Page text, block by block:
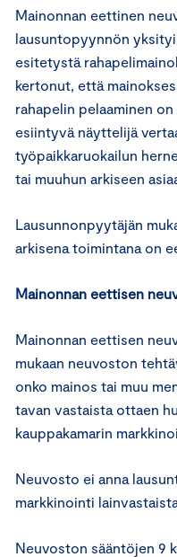
Mainonnan eettinen
lausuntopyynnön
esitetystä
kertonut, että
rahapelin pelaaminen
esiintyvä näyttelijä
työpaikkaruokailun
tai muuhun arkiseen
Lausunnonpyytäjän
arkisena toimintana on
Mainonnan eettisen
Mainonnan eettisen
mukaan neuvoston
onko mainos tai muu
tavan vastaista ottaen
kauppakamarin
Neuvosto ei anna
markkinointi
Neuvoston sääntöjen 9